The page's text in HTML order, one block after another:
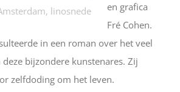
linosnede
en grafica
Fré Cohen.
in een roman over het veel
bijzondere kunstenares. Zij
zelfdoding om het leven.